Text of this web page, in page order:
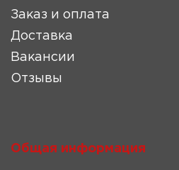
Заказ и оплата
Доставка
Вакансии
Отзывы
Общая информация